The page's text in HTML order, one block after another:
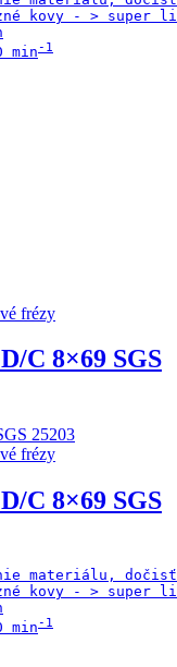
min-1
frézy
C 8×69 SGS
frézy
C 8×69 SGS
min-1